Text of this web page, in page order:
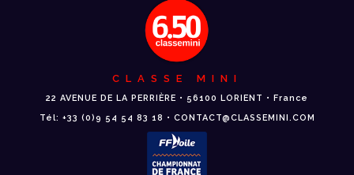
CLASSE MINI
22 AVENUE DE LA PERRIÈRE • 56100 LORIENT • France
Tél: +33 (0)9 54 54 83 18 • CONTACT@CLASSEMINI.COM